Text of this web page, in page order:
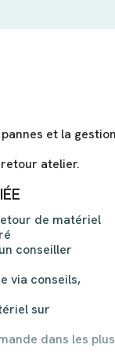
et la
atelier.
de matériel
conseiller
via conseils,
sur
dans les plus